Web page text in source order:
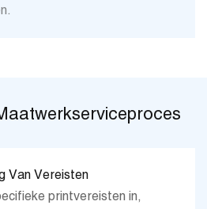
Van Vereisten
printvereisten in,